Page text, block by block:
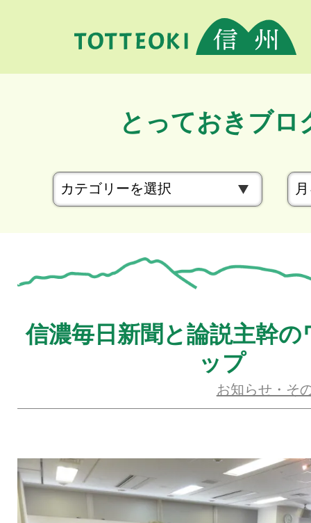
とっておきブロ
カ
テ
リ
ー
信濃毎日新聞と論説主幹の
ップ
お知らせ・そ